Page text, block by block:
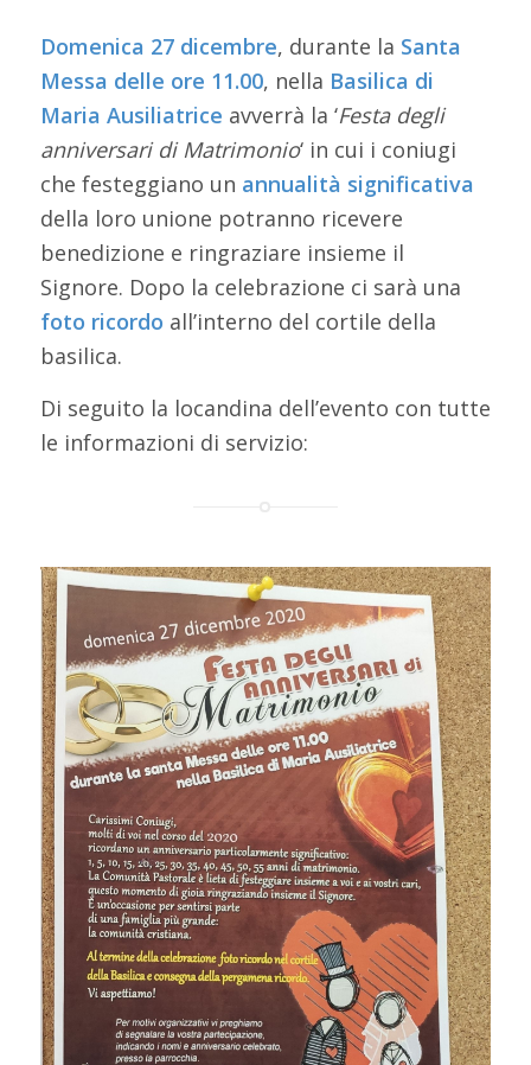
Domenica 27 dicembre, durante la Santa
Messa delle ore 11.00, nella Basilica di
Maria Ausiliatrice avverrà la ‘Festa degli
anniversari di Matrimonio‘ in cui i coniugi
che festeggiano un annualità significativa
della loro unione potranno ricevere
benedizione e ringraziare insieme il
Signore. Dopo la celebrazione ci sarà una
foto ricordo all’interno del cortile della
basilica.
Di seguito la locandina dell’evento con tutte
le informazioni di servizio: